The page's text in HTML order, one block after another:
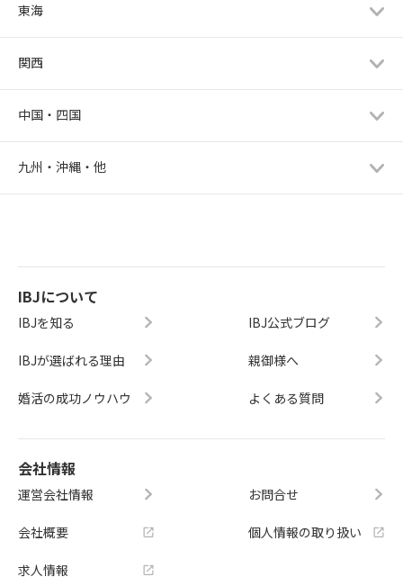
東海
関西
中国・四国
九州・沖縄・他
IBJについて
IBJを知る
IBJが選ばれる理由
婚活の成功ノウハウ
IBJ公式ブログ
親御様へ
よくある質問
会社情報
運営会社情報
会社概要
求人情報
お問合せ
個人情報の取り扱い